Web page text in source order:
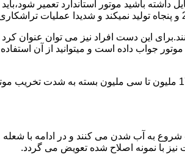
کنند.برای این دست افراد نیز می توان
جواب داده است و میتوانید از آن
هزینه تعمیر استاندارد و سوناتا و اپتیمای یاتاقان زده در صورتی که شاتون
شروع به آب شدن می کنند و در ادامه با